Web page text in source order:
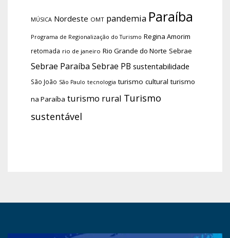
MÚSICA Nordeste OMT pandemia Paraíba
Programa de Regionalização do Turismo Regina Amorim
retomada rio de janeiro Rio Grande do Norte Sebrae
Sebrae Paraíba Sebrae PB sustentabilidade
São João São Paulo tecnologia turismo cultural turismo
na Paraíba turismo rural Turismo
sustentável